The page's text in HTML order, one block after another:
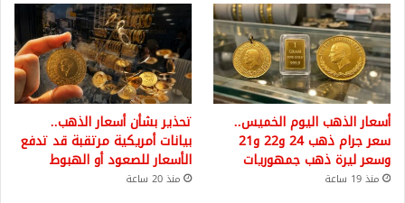
أسعار الذهب اليوم الخميس..
سعر جرام ذهب 24 و22 و21
وسعر ليرة ذهب جمهوريات
منذ 19 ساعة
تحذير بشأن أسعار الذهب..
بيانات أمريكية مرتقبة قد تدفع
الأسعار للصعود أو الهبوط
منذ 20 ساعة